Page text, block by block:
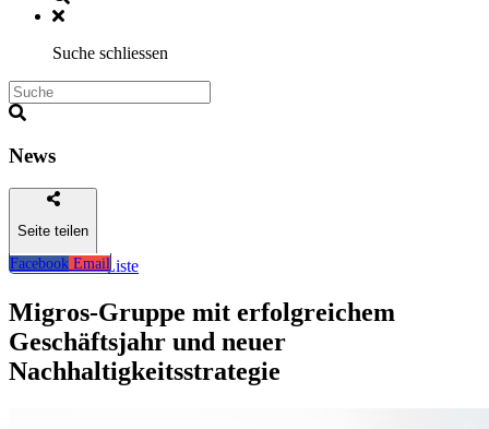
Suche schliessen
News
Seite teilen
Facebook Email
Zurück zur Liste
Migros-Gruppe mit erfolgreichem
Geschäftsjahr und neuer
Nachhaltigkeitsstrategie